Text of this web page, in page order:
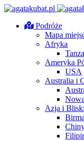
Podróże
Mapa
Afryka
Ameryka
USA
Australia i
Azja i
Birma